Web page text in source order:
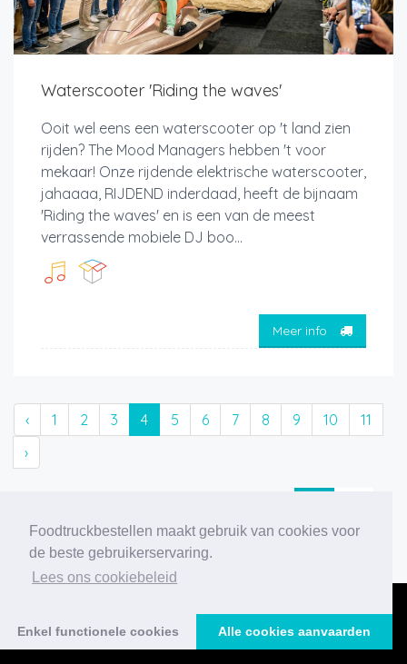
Foodtruckbestellen maakt gebruik van cookies voor
de beste gebruikerservaring.
Lees ons cookiebeleid
Enkel functionele cookies Alle cookies aanvaarden
Waterscooter 'Riding the waves'
Ooit wel eens een waterscooter op 't land zien
rijden? The Mood Managers hebben 't voor
mekaar! Onze rijdende elektrische waterscooter,
jahaaaa, RIJDEND inderdaad, heeft de bijnaam
'Riding the waves' en is een van de meest
verrassende mobiele DJ boo...
Meer info
‹ 1 2 3 4 5 6 7 8 9 10
11
›